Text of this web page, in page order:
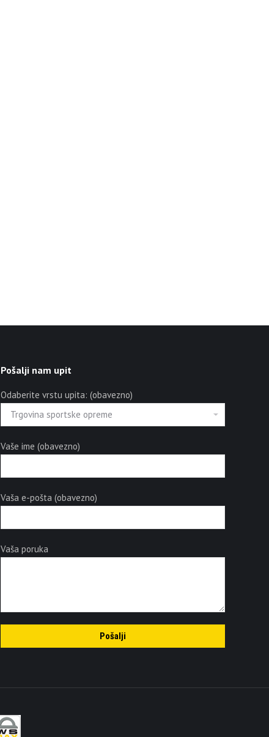
Pošalji nam upit
Odaberite vrstu upita: (obavezno)
Vaše ime (obavezno)
Vaša e-pošta (obavezno)
Vaša poruka